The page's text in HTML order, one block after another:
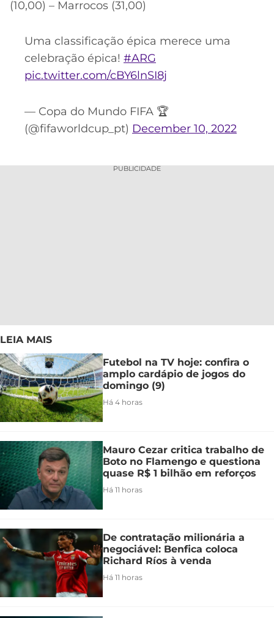
(10,00) – Marrocos (31,00)
Uma classificação épica merece uma
celebração épica! #ARG
pic.twitter.com/cBY6lnSI8j
— Copa do Mundo FIFA 🏆
(@fifaworldcup_pt) December 10, 2022
PUBLICIDADE
LEIA MAIS
Futebol na TV hoje: confira o
amplo cardápio de jogos do
domingo (9)
Há 4 horas
Mauro Cezar critica trabalho de
Boto no Flamengo e questiona
quase R$ 1 bilhão em reforços
Há 11 horas
De contratação milionária a
negociável: Benfica coloca
Richard Ríos à venda
Há 11 horas